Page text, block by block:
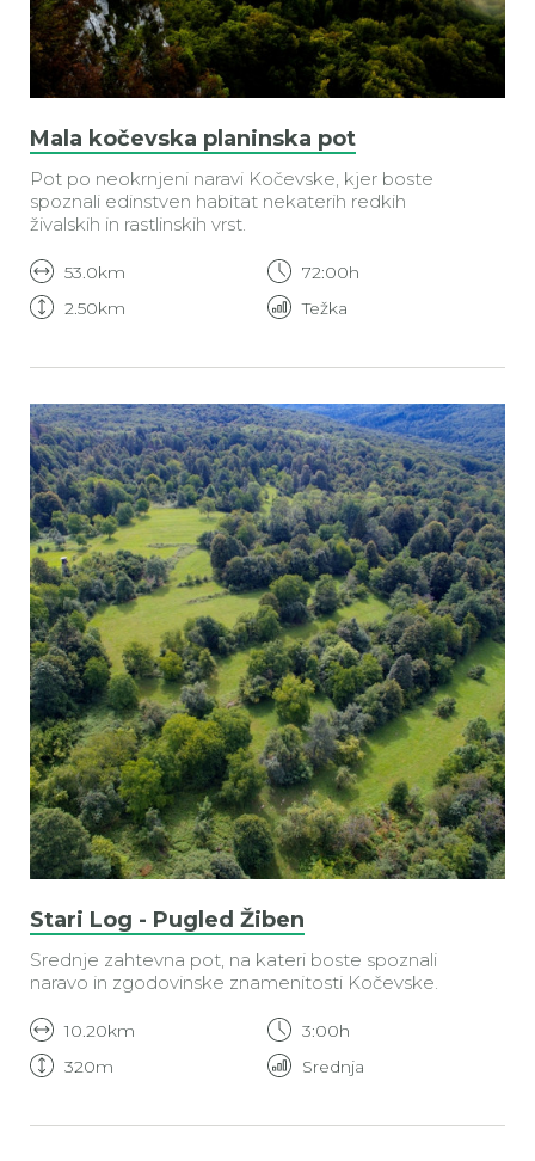
Mala kočevska planinska pot
Pot po neokrnjeni naravi Kočevske, kjer boste
spoznali edinstven habitat nekaterih redkih
živalskih in rastlinskih vrst.
53.0km
72:00h
2.50km
Težka
Stari Log - Pugled Žiben
Srednje zahtevna pot, na kateri boste spoznali
naravo in zgodovinske znamenitosti Kočevske.
10.20km
3:00h
320m
Srednja